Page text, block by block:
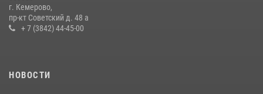
16 июля 2026, 06:43
г. Кемерово,
пр-кт Советский д. 48 а
+ 7 (3842) 44-45-00
НОВОСТИ